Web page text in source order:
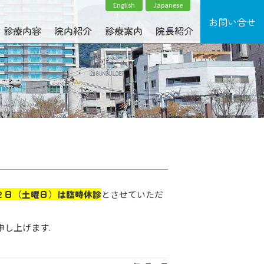
診療内容 院内紹介 診療案内 院長紹介
English Japanese
日（土曜日）は臨時休診とさせていただ
し上げます.